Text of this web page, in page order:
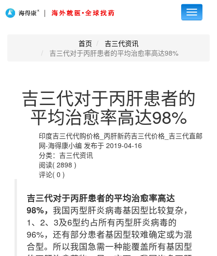
Toggle
首页
吉三代资讯
吉三代对于丙肝患者的平均治愈率高达98%
吉三代对于丙肝患者的
平均治愈率高达98%
印度吉三代代购价格_丙肝新药吉三代价格_吉三代直邮
网-海得康小编 发布于 2019-04-16
分类：吉三代资讯
阅读( 2898 )
评论( 0 )
吉三代对于丙肝患者的平均治愈率高达
98%， 我国丙型肝炎病毒基因型比较复杂，
1、2、3及6型约占所有丙型肝炎病毒的
96%，还有部分患者基因型较难确定或为混
合型。所以我国急需一种能覆盖所有基因型